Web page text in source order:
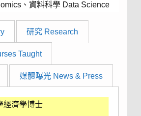
、資料科學 Data Science
研究 Research
Taught
媒體曝光 News & Press
經濟學博士